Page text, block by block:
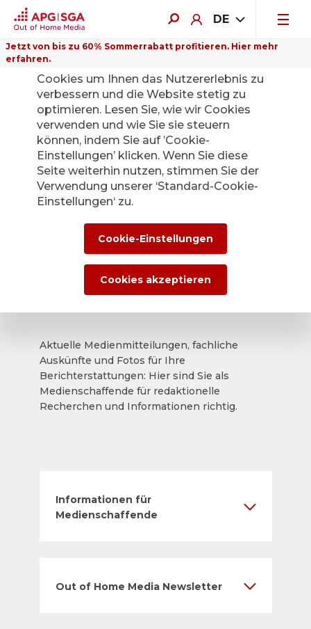
DE
Jetzt von bis zu 60% Sommerrabatt profitieren. Hier mehr
erfahren.
Zurück
Die APG|SGA
Medienstelle für
News und
Medienmitteilunge
Aktuelle Medienmitteilungen, fachliche
Auskünfte und Fotos für Ihre
Berichterstattungen: Hier sind Sie als
Medienschaffende für redaktionelle
Recherchen und Informationen richtig.
Informationen für
Medienschaffende
Out of Home Media Newsletter
Auf dieser Website verwenden wir
Cookies um Ihnen das Nutzererlebnis zu
verbessern und die Website stetig zu
optimieren. Lesen Sie, wie wir Cookies
verwenden und wie Sie sie steuern
können, indem Sie auf ’Cookie-
Einstellungen’ klicken. Wenn Sie diese
Seite weiterhin nutzen, stimmen Sie der
Verwendung unserer ‘Standard-Cookie-
Einstellungen‘ zu.
Cookie-Einstellungen
Cookies akzeptieren